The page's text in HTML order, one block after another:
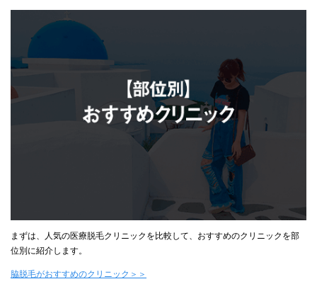
まずは、人気の医療脱毛クリニックを比較して、おすすめのクリニックを部
位別に紹介します。
脇脱毛がおすすめのクリニック＞＞